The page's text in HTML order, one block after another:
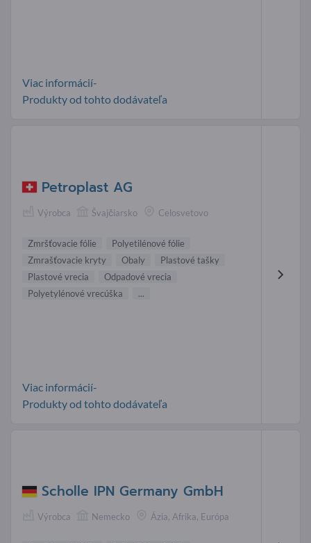
Viac informácií-
Produkty od tohto dodávateľa
Petroplast AG
Výrobca Švajčiarsko Celosvetovo
Zmršťovacie fólie
Polyetilénové fólie
Zmrašťovacie kryty
Obaly
Plastové tašky
Plastové vrecia
Odpadové vrecia
Polyetylénové vrecúška
...
Viac informácií-
Produkty od tohto dodávateľa
Scholle IPN Germany GmbH
Výrobca Nemecko Ázia, Afrika, Európa